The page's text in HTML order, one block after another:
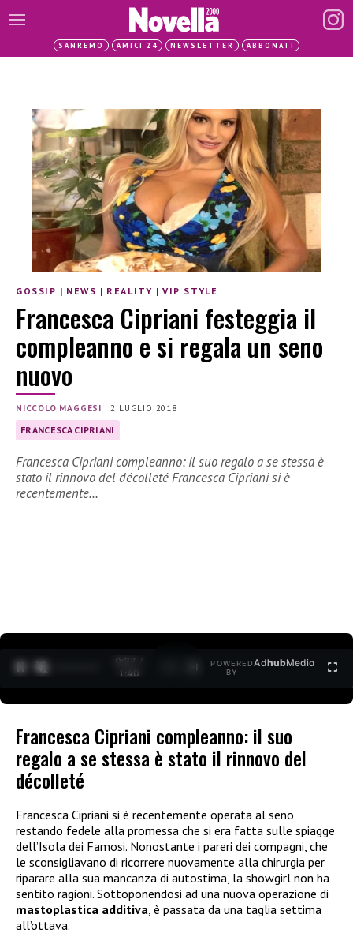
SANREMO AMICI 24 NEWSLETTER ABBONATI
GOSSIP | NEWS | REALITY |VIP STYLE
Francesca Cipriani festeggia il
compleanno e si regala un seno
nuovo
NICCOLO MAGGESI |2 LUGLIO 2018
FRANCESCA CIPRIANI
Francesca Cipriani compleanno: il suo regalo a se stessa è
stato il rinnovo del décolleté Francesca Cipriani si è
recentemente…
0:27 /
1:40
POWERED
BY
AdhubMedia
Francesca Cipriani compleanno: il suo
regalo a se stessa è stato il rinnovo del
décolleté
Francesca Cipriani si è recentemente operata al seno
restando fedele alla promessa che si era fatta sulle spiagge
dell’Isola dei Famosi. Nonostante i pareri dei compagni, che
le sconsigliavano di ricorrere nuovamente alla chirurgia per
riparare alla sua mancanza di autostima, la showgirl non ha
sentito ragioni. Sottoponendosi ad una nuova operazione di
mastoplastica additiva, è passata da una taglia settima
all’ottava.